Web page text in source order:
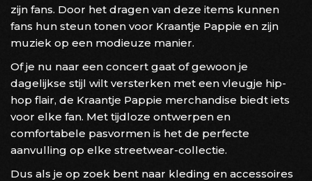
zijn fans. Door het dragen van deze items kunnen
fans hun steun tonen voor Kraantje Pappie en zijn
muziek op een modieuze manier.
Of je nu naar een concert gaat of gewoon je
dagelijkse stijl wilt versterken met een vleugje hip-
hop flair, de Kraantje Pappie merchandise biedt iets
voor elke fan. Met tijdloze ontwerpen en
comfortabele pasvormen is het de perfecte
aanvulling op elke streetwear-collectie.
Dus als je op zoek bent naar kleding en accessoires